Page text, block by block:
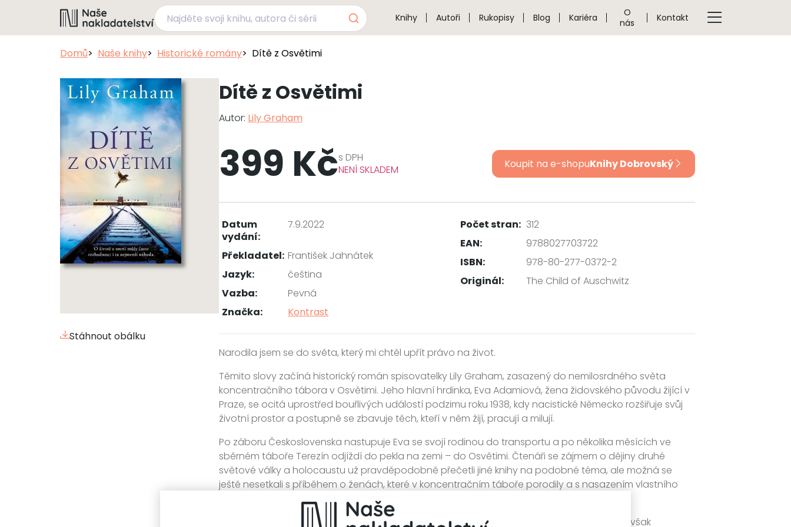
Knihy Autoři Rukopisy Blog Kariéra
O
nás
Kontakt
Domů Naše knihy Historické romány Dítě z Osvětimi
Stáhnout obálku
Dítě z Osvětimi
Autor: Lily Graham
399 Kčs DPH
NENÍ SKLADEM
Koupit na e-shopuKnihy Dobrovský
Datum
vydání:
7.9.2022
Překladatel: František Jahnátek
Jazyk:
čeština
Vazba:
Pevná
Počet stran: 312
EAN:
9788027703722
ISBN:
978-80-277-0372-2
Originál:
The Child of Auschwitz
Značka: Kontrast
Narodila jsem se do světa, který mi chtěl upřít právo na život.
Těmito slovy začíná historický román spisovatelky Lily Graham, zasazený do nemilosrdného světa
koncentračního tábora v Osvětimi. Jeho hlavní hrdinka, Eva Adamiová, žena židovského původu žijící v
Praze, se ocitá uprostřed bouřlivých událostí podzimu roku 1938, kdy nacistické Německo rozšiřuje svůj
životní prostor a postupně se zbavuje těch, kteří v něm žijí, pracují a milují.
Po záboru Československa nastupuje Eva se svojí rodinou do transportu a po několika měsících ve
sběrném táboře Terezín odjíždí do pekla na zemi – do Osvětimi. Čtenáři se zájmem o dějiny druhé
světové války a holocaustu už pravděpodobně přečetli jiné knihy na podobné téma, ale možná se
ještě nesetkali s příběhem o ženách, které v koncentračním táboře porodily a s nasazením vlastního
života svoje děti ochránily a udržely při životě.
Příběh Evy, její rodiny a ostatních žen otevírá smutnou kapitolu dvacátého století, v níž se však